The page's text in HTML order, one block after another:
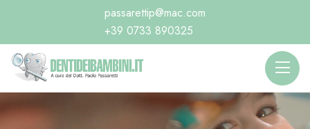
passarettip@mac.com
+39 0733 890325